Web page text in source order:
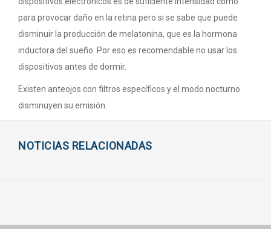
para provocar daño en la retina pero si se sabe que puede
disminuir la producción de melatonina, que es la hormona
inductora del sueño. Por eso es recomendable no usar los
dispositivos antes de dormir.
Existen anteojos con filtros específicos y el modo nocturno
disminuyen su emisión.
NOTICIAS RELACIONADAS